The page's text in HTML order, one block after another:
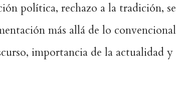
política, rechazo a la tradición, se
más allá de lo
importancia de la actualidad y